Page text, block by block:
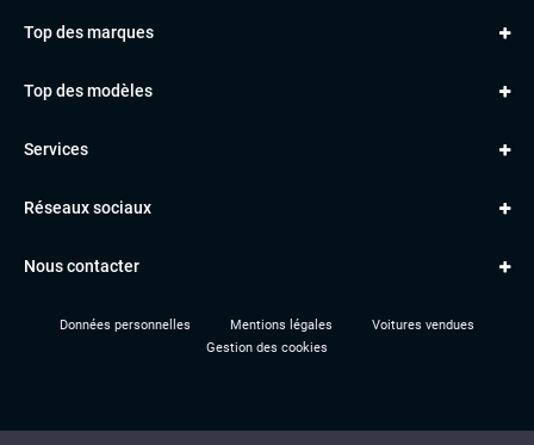
Top des marques
VOLKSWAGEN
BMW
Top des modèles
Classe A
A3
Services
Le garage TBV
Location TBV
Réseaux sociaux
Nous contacter
Données personnelles Mentions légales
Voitures vendues
Gestion des cookies